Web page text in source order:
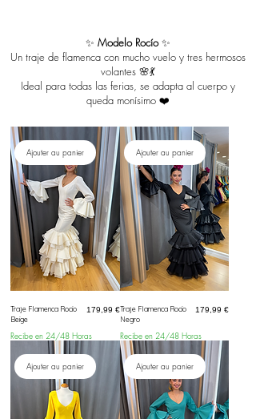
✨ Modelo Rocío✨
Un traje de flamenca con mucho vuelo y tres hermosos
volantes 🌸💃
Ideal para todas las ferias, se adapta al cuerpo y
queda monísimo ❤️
Ajouter au panier
Traje Flamenca Rocio
Beige
Prix
179,99 €
Recibe en 24/48 Horas
Ajouter au panier
Traje Flamenca Rocio
Negro
Prix
179,99 €
Recibe en 24/48 Horas
Ajouter au panier Ajouter au panier